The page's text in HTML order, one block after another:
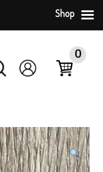
0
Shop